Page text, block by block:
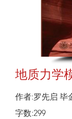
地质力学
作者:罗先启 毕
字数:299